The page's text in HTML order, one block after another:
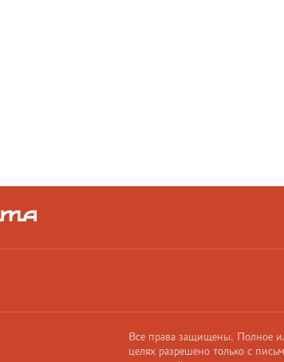
Все права защищены. Полное
целях разрешено только с